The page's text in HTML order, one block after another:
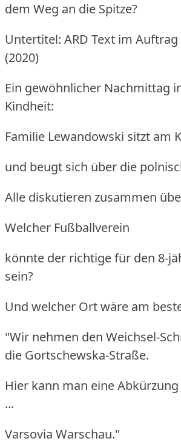
dem Weg an die Spitze?
Untertitel: ARD Text im
(2020)
Ein gewöhnlicher Nachmittag
Kindheit:
Familie Lewandowski sitzt am
und beugt sich über die
Alle diskutieren zusammen
Welcher Fußballverein
könnte der richtige für den 8-
sein?
Und welcher Ort wäre am
"Wir nehmen den Weichsel-
die Gortschewska-Straße.
Hier kann man eine
...
Varsovia Warschau."